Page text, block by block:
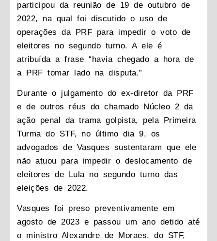
participou da reunião de 19 de outubro de
2022, na qual foi discutido o uso de
operações da PRF para impedir o voto de
eleitores no segundo turno. A ele é
atribuída a frase “havia chegado a hora de
a PRF tomar lado na disputa.”
Durante o julgamento do ex-diretor da PRF
e de outros réus do chamado Núcleo 2 da
ação penal da trama golpista, pela Primeira
Turma do STF, no último dia 9, os
advogados de Vasques sustentaram que ele
não atuou para impedir o deslocamento de
eleitores de Lula no segundo turno das
eleições de 2022.
Vasques foi preso preventivamente em
agosto de 2023 e passou um ano detido até
o ministro Alexandre de Moraes, do STF,